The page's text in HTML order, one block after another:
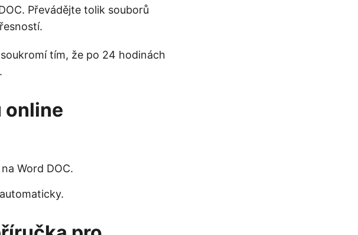
Převádějte tolik souborů
tím, že po 24 hodinách
online
Word DOC.